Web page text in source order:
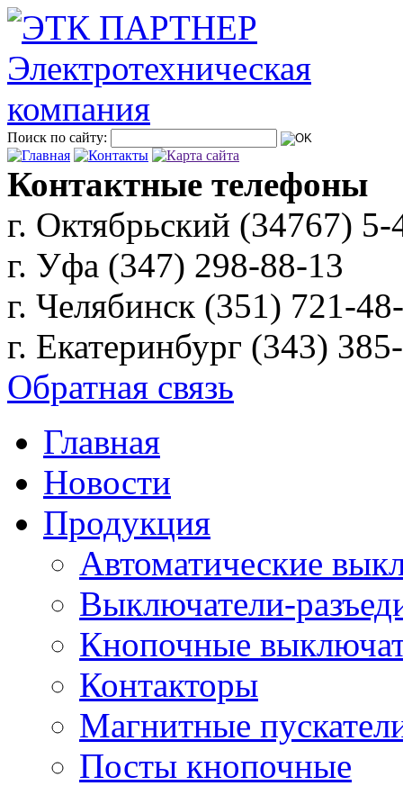
Поиск по сайту:
Контактные телефоны
г. Октябрьский (34767) 5-
г. Уфа (347) 298-88-13
г. Челябинск (351) 721-
г. Екатеринбург (343)
Обратная связь
Главная
Новости
Продукция
Автоматические
Выключатели-
Кнопочные
Контакторы
Магнитные
Посты кнопочные